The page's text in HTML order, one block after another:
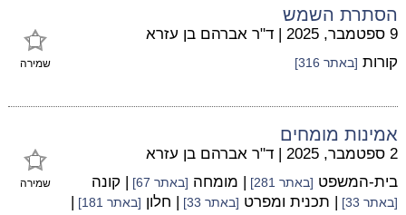
הסתרת השמש
שמירה
9 ספטמבר, 2025 | ד"ר אברהם בן עזרא
קורות [באתר 316]
אמינות מומחים
שמירה
2 ספטמבר, 2025 | ד"ר אברהם בן עזרא
בית-המשפט [באתר 281] | מומחה [באתר 67] | קונה
[באתר 33] | תכנית ומפרט [באתר 33] | חלון [באתר 181]
|